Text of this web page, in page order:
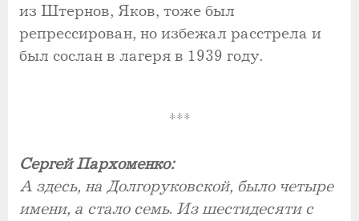
из Штернов, Яков, тоже был
репрессирован, но избежал расстрела и
был сослан в лагеря в 1939 году.
***
Сергей Пархоменко:
А здесь, на Долгоруковской, было четыре
имени, а стало семь. Из шестидесяти с